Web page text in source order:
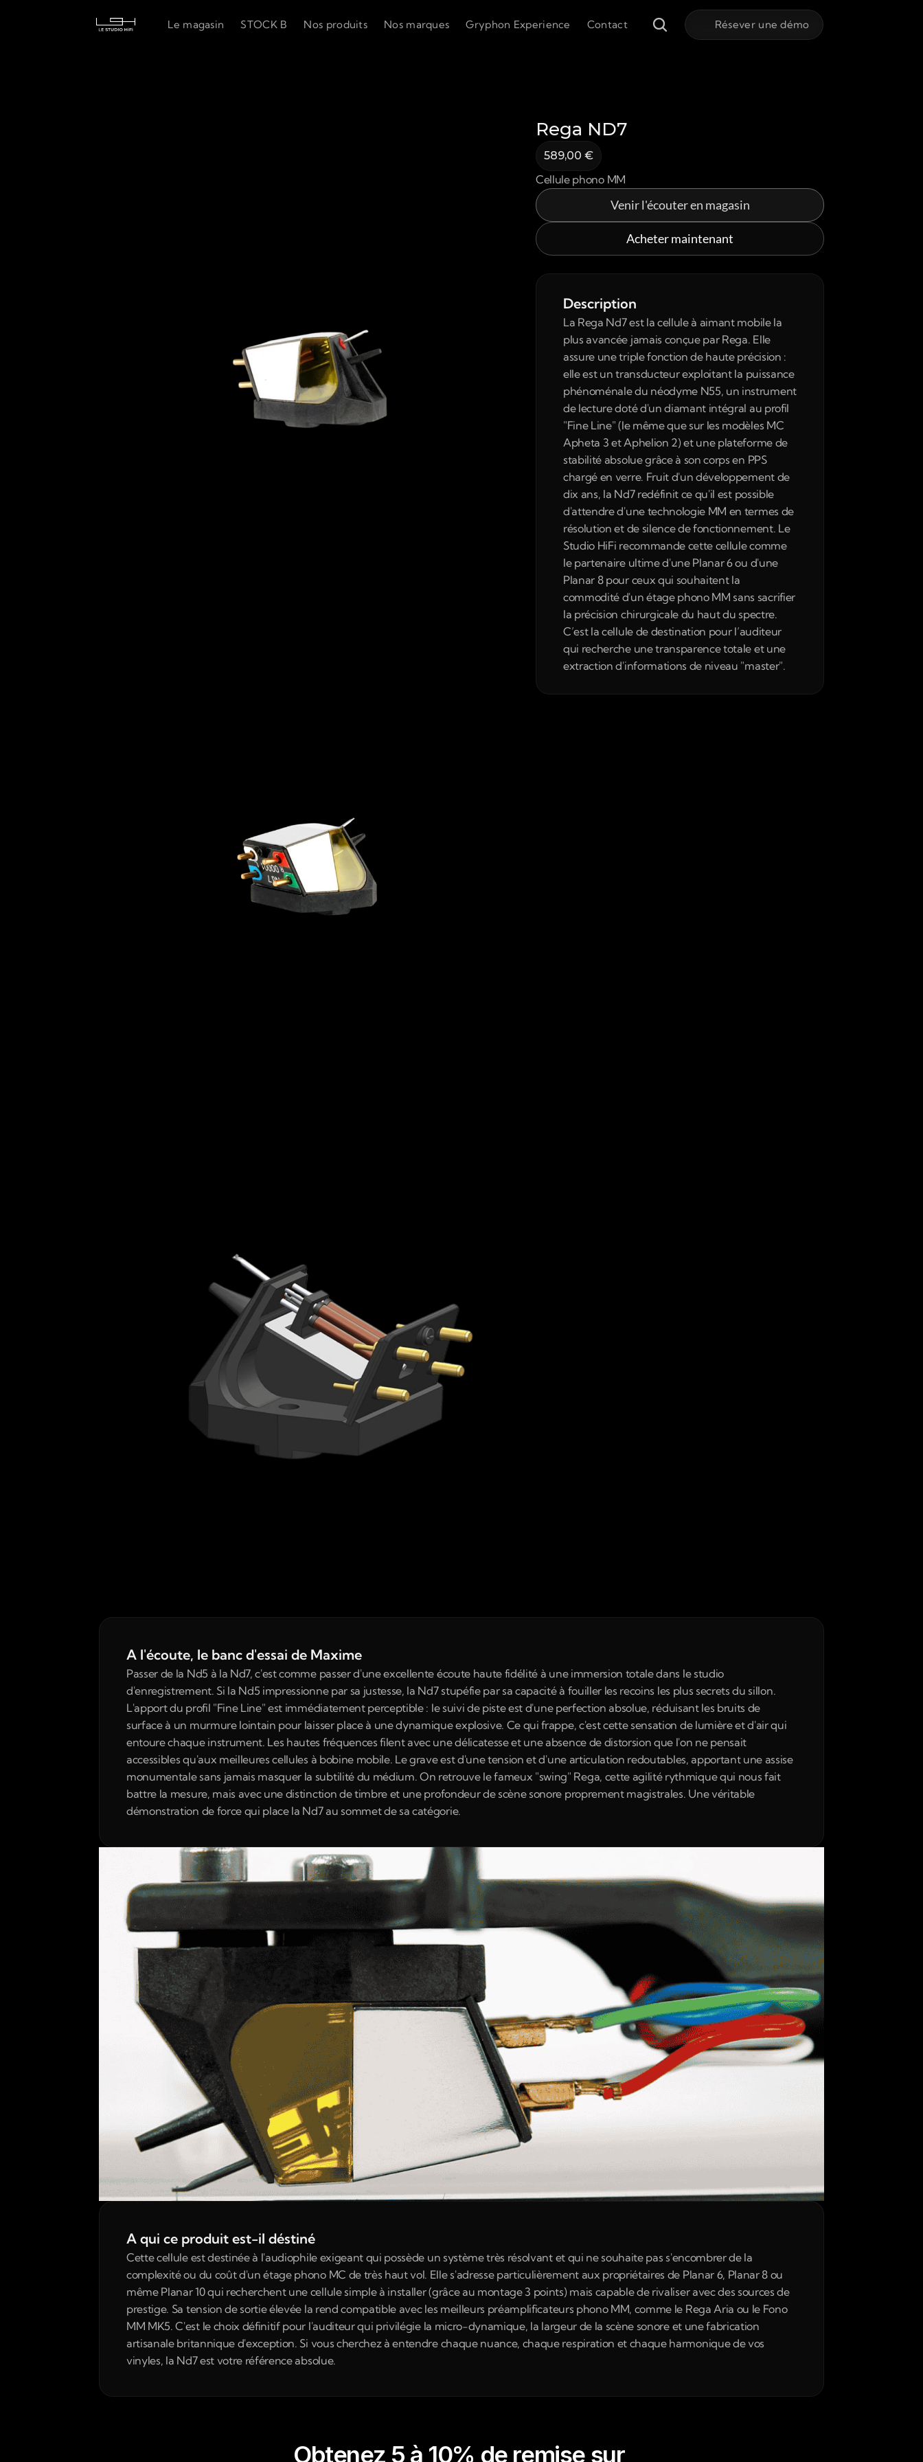
Rega ND7
589,00 €
Cellule phono MM
Venir l'écouter en magasin
Acheter maintenant
Description
La Rega Nd7 est la cellule à aimant mobile la
plus avancée jamais conçue par Rega. Elle
assure une triple fonction de haute précision :
elle est un transducteur exploitant la puissance
phénoménale du néodyme N55, un instrument
de lecture doté d'un diamant intégral au profil
"Fine Line" (le même que sur les modèles MC
Apheta 3 et Aphelion 2) et une plateforme de
stabilité absolue grâce à son corps en PPS
chargé en verre. Fruit d'un développement de
dix ans, la Nd7 redéfinit ce qu'il est possible
d'attendre d'une technologie MM en termes de
résolution et de silence de fonctionnement. Le
Studio HiFi recommande cette cellule comme
le partenaire ultime d'une Planar 6 ou d'une
Planar 8 pour ceux qui souhaitent la
commodité d'un étage phono MM sans sacrifier
la précision chirurgicale du haut du spectre.
C’est la cellule de destination pour l’auditeur
qui recherche une transparence totale et une
extraction d'informations de niveau "master".
A l'écoute, le banc d'essai de Maxime
Passer de la Nd5 à la Nd7, c'est comme passer d'une excellente écoute haute fidélité à une immersion totale dans le studio
d'enregistrement. Si la Nd5 impressionne par sa justesse, la Nd7 stupéfie par sa capacité à fouiller les recoins les plus secrets du sillon.
L'apport du profil "Fine Line" est immédiatement perceptible : le suivi de piste est d'une perfection absolue, réduisant les bruits de
surface à un murmure lointain pour laisser place à une dynamique explosive. Ce qui frappe, c'est cette sensation de lumière et d'air qui
entoure chaque instrument. Les hautes fréquences filent avec une délicatesse et une absence de distorsion que l'on ne pensait
accessibles qu'aux meilleures cellules à bobine mobile. Le grave est d'une tension et d'une articulation redoutables, apportant une assise
monumentale sans jamais masquer la subtilité du médium. On retrouve le fameux "swing" Rega, cette agilité rythmique qui nous fait
battre la mesure, mais avec une distinction de timbre et une profondeur de scène sonore proprement magistrales. Une véritable
démonstration de force qui place la Nd7 au sommet de sa catégorie.
A qui ce produit est-il déstiné
Cette cellule est destinée à l'audiophile exigeant qui possède un système très résolvant et qui ne souhaite pas s'encombrer de la
complexité ou du coût d'un étage phono MC de très haut vol. Elle s'adresse particulièrement aux propriétaires de Planar 6, Planar 8 ou
même Planar 10 qui recherchent une cellule simple à installer (grâce au montage 3 points) mais capable de rivaliser avec des sources de
prestige. Sa tension de sortie élevée la rend compatible avec les meilleurs préamplificateurs phono MM, comme le Rega Aria ou le Fono
MM MK5. C'est le choix définitif pour l'auditeur qui privilégie la micro-dynamique, la largeur de la scène sonore et une fabrication
artisanale britannique d'exception. Si vous cherchez à entendre chaque nuance, chaque respiration et chaque harmonique de vos
vinyles, la Nd7 est votre référence absolue.
Obtenez 5 à 10% de remise sur
Le magasin STOCK B Nos produits Nos marques Gryphon Experience Contact Résever une démo